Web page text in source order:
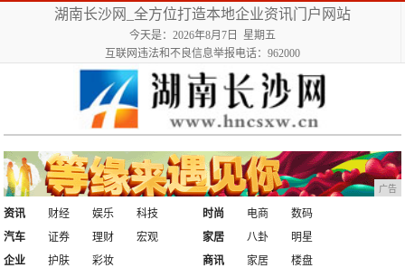
湖南长沙网_全方位打造本地企业资讯门户网站
今天是：2026年8月7日 星期五
互联网违法和不良信息举报电话：962000
广告
资讯 财经 娱乐
科技
汽车
证券 理财 宏观
时尚 电商
数码
家居
八卦
明星
企业
护肤
彩妆
商讯 家居
楼盘